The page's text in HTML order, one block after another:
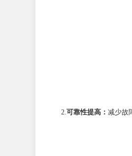
2.可靠性提高： 减少故